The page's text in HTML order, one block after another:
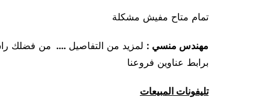
تمام متاح مفيش مشكلة
مهندس منسي : لمزيد من التفاصيل …. من فضلك
برابط عناوين فروعنا
تليفونات المبيعات